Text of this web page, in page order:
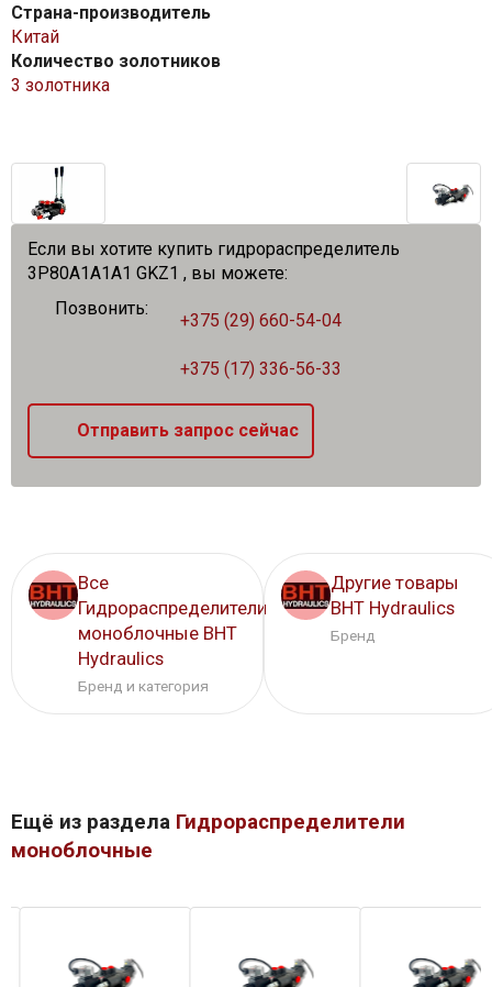
Страна-производитель
Китай
Количество золотников
3 золотника
Если вы хотите купить гидрораспределитель
3P80A1A1A1 GKZ1 , вы можете:
Позвонить:
+375 (29) 660-54-04
+375 (17) 336-56-33
Отправить запрос сейчас
Все
Гидрораспределители
моноблочные BHT
Hydraulics
Бренд и категория
Другие товары
BHT Hydraulics
Бренд
Ещё из раздела Гидрораспределители
моноблочные